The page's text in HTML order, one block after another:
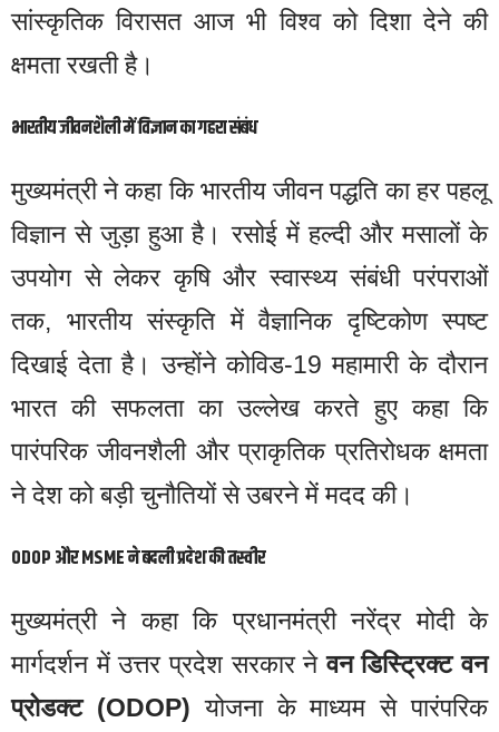
सांस्कृतिक विरासत आज भी विश्व को दिशा देने की
क्षमता रखती है।
भारतीय जीवनशैली में विज्ञान का गहरा संबंध
मुख्यमंत्री ने कहा कि भारतीय जीवन पद्धति का हर पहलू
विज्ञान से जुड़ा हुआ है। रसोई में हल्दी और मसालों के
उपयोग से लेकर कृषि और स्वास्थ्य संबंधी परंपराओं
तक, भारतीय संस्कृति में वैज्ञानिक दृष्टिकोण स्पष्ट
दिखाई देता है। उन्होंने कोविड-19 महामारी के दौरान
भारत की सफलता का उल्लेख करते हुए कहा कि
पारंपरिक जीवनशैली और प्राकृतिक प्रतिरोधक क्षमता
ने देश को बड़ी चुनौतियों से उबरने में मदद की।
ODOP और MSME ने बदली प्रदेश की तस्वीर
मुख्यमंत्री ने कहा कि प्रधानमंत्री नरेंद्र मोदी के
मार्गदर्शन में उत्तर प्रदेश सरकार नेवन डिस्ट्रिक्ट वन
प्रोडक्ट (ODOP) योजना के माध्यम से पारंपरिक